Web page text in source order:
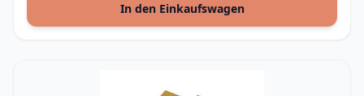
In den Einkaufswagen